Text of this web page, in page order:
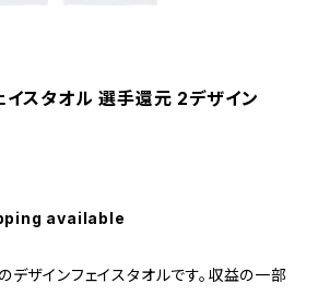
スタオル 選手還元 2デザイン
available
ザインフェイスタオルです。収益の一部